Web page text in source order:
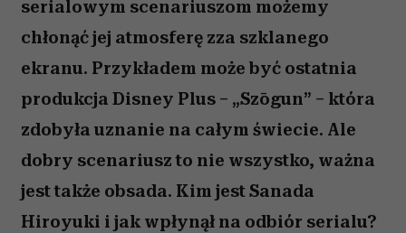
serialowym scenariuszom możemy
chłonąć jej atmosferę zza szklanego
ekranu. Przykładem może być ostatnia
produkcja Disney Plus – „Szōgun” – która
zdobyła uznanie na całym świecie. Ale
dobry scenariusz to nie wszystko, ważna
jest także obsada. Kim jest Sanada
Hiroyuki i jak wpłynął na odbiór serialu?